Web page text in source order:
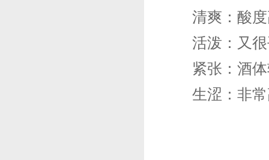
清爽：酸度
活泼：又很
紧张：酒体
生涩：非常